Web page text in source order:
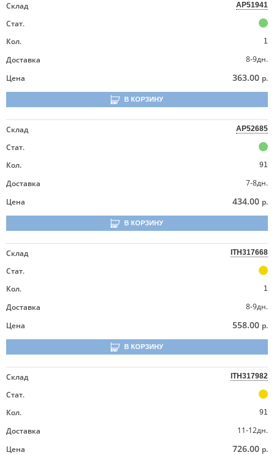
Склад AP51941
Стат.
Кол.
1
Доставка
8-9дн.
Цена
363.00 р.
В КОРЗИНУ
Склад AP52685
Стат.
Кол.
91
Доставка
7-8дн.
Цена
434.00 р.
В КОРЗИНУ
Склад ITH317668
Стат.
Кол.
1
Доставка
8-9дн.
Цена
558.00 р.
В КОРЗИНУ
Склад ITH317982
Стат.
Кол.
91
Доставка
11-12дн.
Цена
726.00 р.